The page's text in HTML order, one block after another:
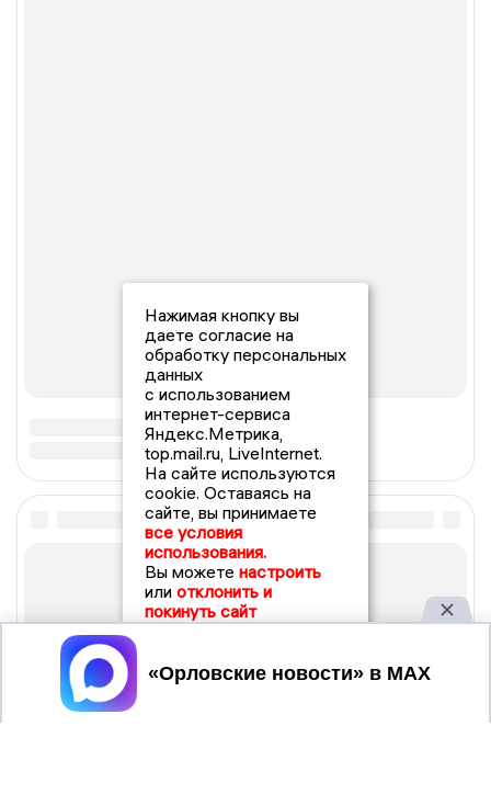
Нажимая кнопку вы
даете согласие на
обработку персональных
данных
с использованием
интернет-сервиса
Яндекс.Метрика,
top.mail.ru, LiveInternet.
На сайте используются
cookie. Оставаясь на
сайте, вы принимаете
все условия
использования.
Вы можете настроить
или отклонить и
покинуть сайт
Принять